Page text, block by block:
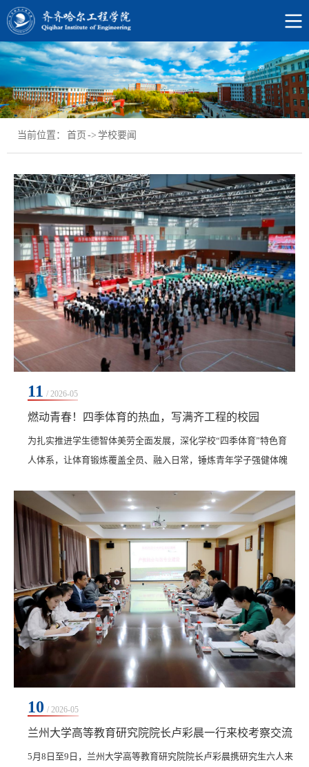
当前位置： 首页 -> 学校要闻
11 / 2026-05
燃动青春！四季体育的热血，写满齐工程的校园
为扎实推进学生德智体美劳全面发展，深化学校“四季体育”特色育
人体系，让体育锻炼覆盖全员、融入日常，锤炼青年学子强健体魄
开赛、圆满收官。本次赛事由艺术与体育学院承办，既是全校师生
的青春竞技盛会，也是我校备战黑龙江省第十六届运动会的实战预
热，更是学校深耕德智体美劳全面发展育人工作、落地“健康第一”
育人理念、打造特色“四季体育”体系，为全体学...
10 / 2026-05
兰州大学高等教育研究院院长卢彩晨一行来校考察交流
5月8日至9日，兰州大学高等教育研究院院长卢彩晨携研究生六人来